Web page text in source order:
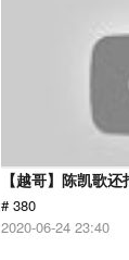
【越哥】陈凯歌
# 380
2020-06-24 23:40